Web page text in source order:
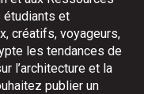
étudiants et
créatifs, voyageurs,
les tendances de
l’architecture et la
publier un